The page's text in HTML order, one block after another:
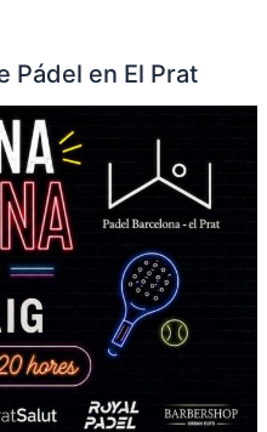
Pádel en El Prat